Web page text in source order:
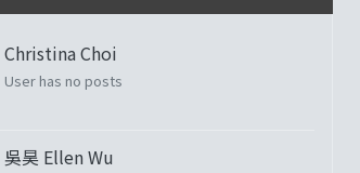
Christina Choi
User has no posts
吳昊 Ellen Wu